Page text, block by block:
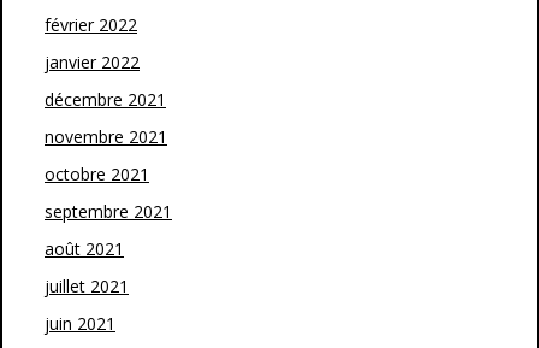
février 2022
janvier 2022
décembre 2021
novembre 2021
octobre 2021
septembre 2021
août 2021
juillet 2021
juin 2021